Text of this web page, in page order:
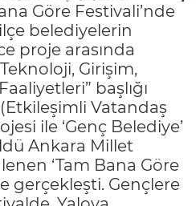
Göre Festivali’nde
belediyelerin
proje arasında
Girişim,
başlığı
Vatandaş
ile ‘Genç Belediye’
Ankara Millet
‘Tam Bana Göre
gerçekleşti. Gençlere